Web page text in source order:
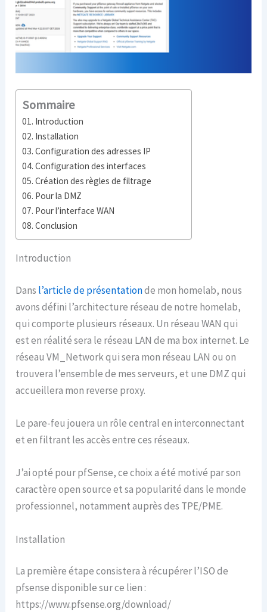
Sommaire
Introduction
Installation
Configuration des adresses IP
Configuration des interfaces
Création des règles de filtrage
Pour la DMZ
Pour l’interface WAN
Conclusion
Introduction
Dans l’article de présentationde mon homelab, nous
avons défini l’architecture réseau de notre homelab,
qui comporte plusieurs réseaux. Un réseau WAN qui
est en réalité sera le réseau LAN de ma box internet. Le
réseau VM_Network qui sera mon réseau LAN ou on
trouvera l’ensemble de mes serveurs, et une DMZ qui
accueillera mon reverse proxy.
Le pare-feu jouera un rôle central en interconnectant
et en filtrant les accès entre ces réseaux.
J’ai opté pour pfSense, ce choix a été motivé par son
caractère open source et sa popularité dans le monde
professionnel, notamment auprès des TPE/PME.
Installation
La première étape consistera à récupérer l’ISO de
pfsense disponible sur ce lien :
https://www.pfsense.org/download/